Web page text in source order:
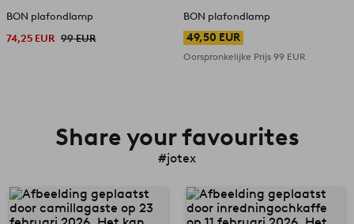
BON plafondlamp
74,25 EUR 99 EUR
BON plafondlamp
49,50 EUR
Oorspronkelijke Prijs 99 EUR
Share your favourites
#jotex